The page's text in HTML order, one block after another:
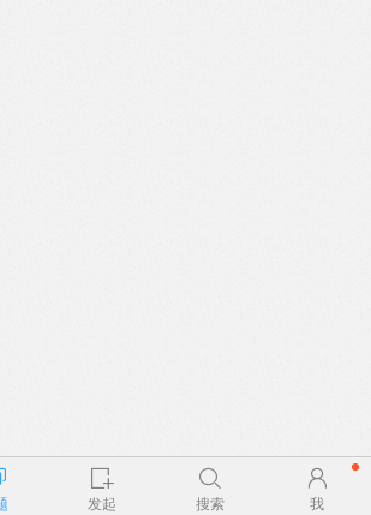
发起 搜索 我